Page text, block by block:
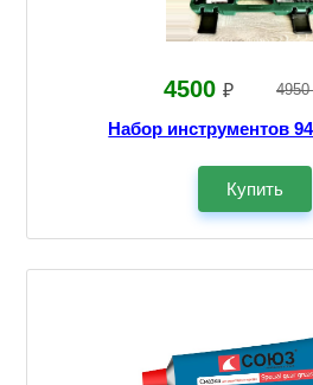
4500 ₽
Набор инструментов
Купить